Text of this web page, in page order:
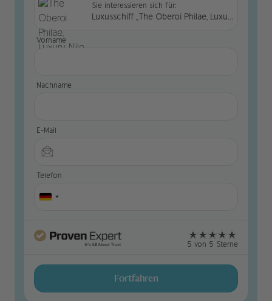
Sie interessieren sich für:
Vorname
Nachname
E-Mail
Telefon
5 von 5 Sterne
Fortfahren